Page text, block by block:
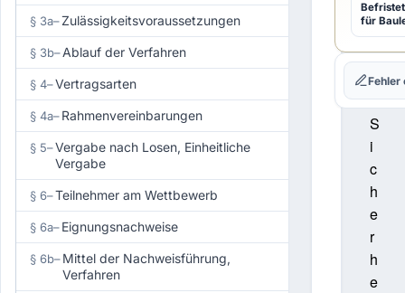
§ 3a–Zulässigkeitsvoraussetzungen
§ 3b–Ablauf der Verfahren
§ 4–Vertragsarten
§ 4a–Rahmenvereinbarungen
§ 5–Vergabe nach Losen, Einheitliche
Vergabe
§ 6–Teilnehmer am Wettbewerb
§ 6a–Eignungsnachweise
§ 6b–Mittel der Nachweisführung,
Verfahren
(1) 1
A
u
f
S
i
c
h
e
r
h
e
für
Fehler